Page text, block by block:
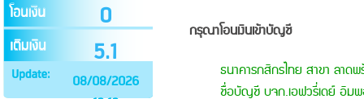
0
5.1
08/08/2026
กรุณาโอนเงินเข้าบัญชี
ธนาคารกสิกรไทย สาขา ลาดพ
ชื่อบัญชี บจก.เอฟวรี่เดย์ อิม